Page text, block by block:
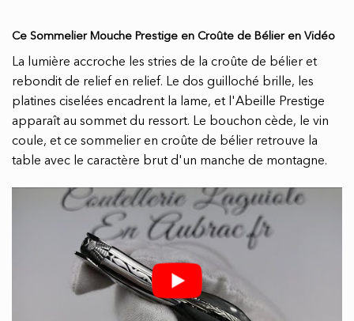
Ce Sommelier Mouche Prestige en Croûte de Bélier en Vidéo
La lumière accroche les stries de la croûte de bélier et
rebondit de relief en relief. Le dos guilloché brille, les
platines ciselées encadrent la lame, et l'Abeille Prestige
apparaît au sommet du ressort. Le bouchon cède, le vin
coule, et ce sommelier en croûte de bélier retrouve la
table avec le caractère brut d'un manche de montagne.